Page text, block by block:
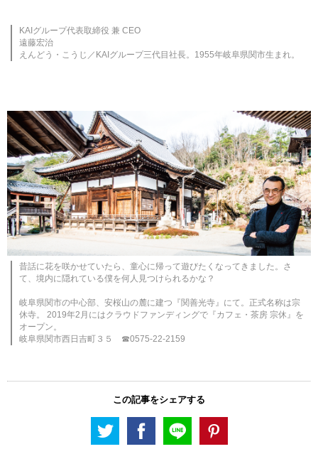
KAIグループ代表取締役 兼 CEO
遠藤宏治
えんどう・こうじ／KAIグループ三代目社長。1955年岐阜県関市生まれ。
昔話に花を咲かせていたら、童心に帰って遊びたくなってきました。さ
て、境内に隠れている僕を何人見つけられるかな？
岐阜県関市の中心部、安桜山の麓に建つ『関善光寺』にて。正式名称は宗
休寺。 2019年2月にはクラウドファンディングで『カフェ・茶房 宗休』を
オープン。
岐阜県関市西日吉町３５ ☎0575-22-2159
この記事をシェアする